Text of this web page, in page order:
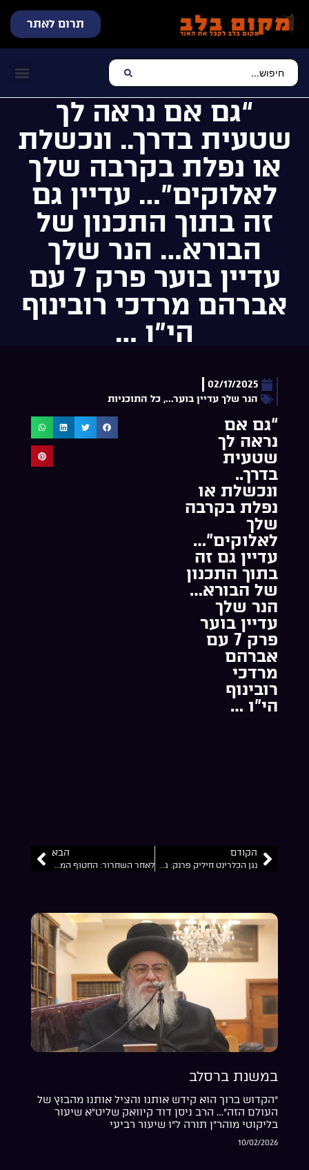
תרום לאתר
“גם אם נראה לך
שטעית בדרך.. ונכשלת
או נפלת בקרבה שלך
לאלוקים”… עדיין גם
זה בתוך התכנון של
הבורא… הנר שלך
עדיין בוער פרק 7 עם
אברהם מרדכי רובינוף
הי”ו …
02/17/2025
הנר שלך עדיין בוער..., כל התוכניות
“גם אם
נראה לך
שטעית
בדרך..
ונכשלת או
נפלת בקרבה
שלך
לאלוקים”…
עדיין גם זה
בתוך התכנון
של הבורא…
הנר שלך
עדיין בוער
פרק 7 עם
אברהם
מרדכי
רובינוף
הי”ו …
הקודם
נגן הכלרינט חיליק פרנק: גם כשאתה במצב קשה אתה חייב להיות בשמחה… וזה יביא לך את כל הטוב”…
הבא
‏לאחר השחרור: החטוף המשוחרר סשה טרופנוב מניח תפילין עם רבה של רוסיה. האמונה ושמירת מצוותיו פועלים
במשנת ברסלב
“הקדוש ברוך הוא קידש אותנו והציל אותנו מהבוץ של
העולם הזה”… הרב ניסן דוד קיוואק שליט”א שיעור
בליקוטי מוהר”ן תורה ל”ו שיעור רביעי
10/02/2026